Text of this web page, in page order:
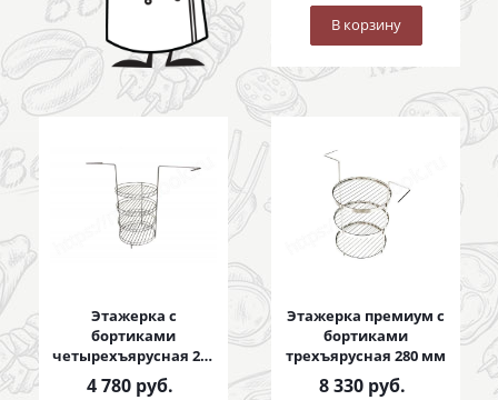
В корзину
Этажерка с
бортиками
четырехъярусная 280
мм
4 780руб.
Этажерка премиум с
бортиками
трехъярусная 280 мм
8 330руб.